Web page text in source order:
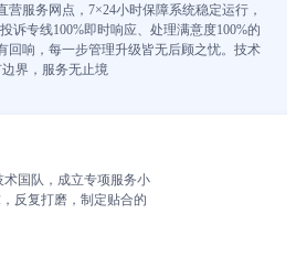
营服务网点，7×24小时保障系统稳定运行，
诉专线100%即时响应、处理满意度100%的
回响，每一步管理升级皆无后顾之忧。技术
界，服务无止境
术国队，成立专项服务小
反复打磨，制定贴合的